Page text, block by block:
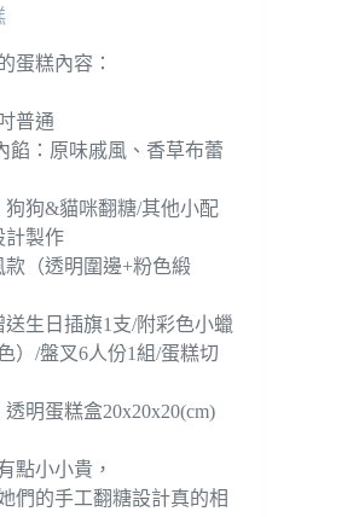
蛋糕內容：
普通
餡：原味戚風、香草布蕾
狗狗&貓咪翻糖/其他小配
計製作
款（透明圍邊+粉色緞
送生日插旗1支/附彩色小蠟
）/盤叉6人份1組/蛋糕切
明蛋糕盒20x20x20(cm)
點小小貴，
們的手工翻糖設計真的相